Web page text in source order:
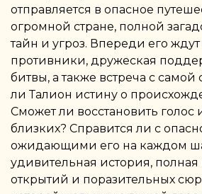
отправляется в опасное
огромной стране, полной
тайн и угроз. Впереди его
противники, дружеская
битвы, а также встреча с самой
ли Талион истину о
Сможет ли восстановить голос
близких? Справится ли с
ожидающими его на каждом
удивительная история,
открытий и поразительных